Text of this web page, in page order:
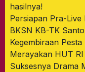
hasilnya!
Persiapan Pra-
BKSN KB-TK
Kegembiraan
Merayakan HUT
Suksesnya Drama